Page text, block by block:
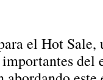
el Hot Sale,
importantes del